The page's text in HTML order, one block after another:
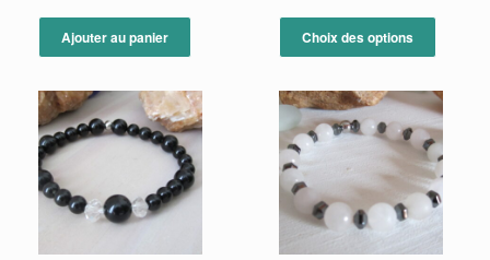
Ajouter au panier
prix :
26.00€
à
Choix des options
Les
options
peuvent
être
choisies